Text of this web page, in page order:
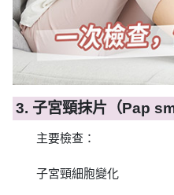
3. 子宮頸抹片（Pap
主要檢查：
子宮頸細胞變化